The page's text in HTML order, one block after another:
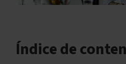
Índice de